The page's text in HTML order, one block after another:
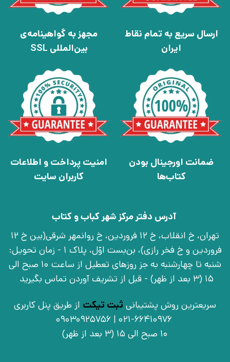
ارسال سریع به تمام نقاط
ایران
مجهز به گواهینامه‌ی
بین‌المللی SSL
ضمانت اورجینال بودن
کتاب‌ها
امنیت پرداخت و اطلاعات
کاربران سایت
آدرس دفتر مرکز شهر کباب و کتاب
تهران، خ انقلاب، خ 12 فروردین، خ روانمهر شرقی(بین خ 12
فروردین و خ فخر رازی)، بن‌بست اوّل، پلاک 1 - زمان تحویل:
شنبه تا چهارشنبه به جز روزهای تعطیل از ساعت 10 صبح الی
15 (3 بعد از ظهر) - قبل از تشریف آوردن تماس بگیرید
سریعترین روش پشتیبانی ثبت تیکت از طریق پنل کاربری
021-66410976 | 09030925756
10 صبح الی 15 (3 بعد از ظهر)